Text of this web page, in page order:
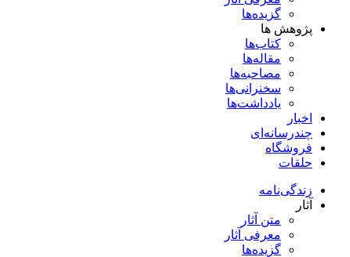
گزیده‌ها
پژوهش ها
کتاب‌ها
مقاله‌ها
مصاحبه‌ها
سخنرانی‌ها
یادداشت‌ها
اخبار
چندرسانه‌ای
فروشگاه
حلقات
زندگی‌نامه
آثار
متن آثار
معرفی آثار
گزیده‌ها